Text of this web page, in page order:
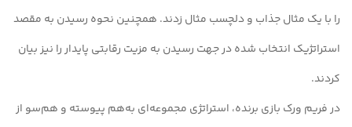
را با یک مثال جذاب و دلچسب مثال زدند. همچنین نحوه رسیدن به مقصد
استراتژیک انتخاب شده در جهت رسیدن به مزیت رقابتی پایدار را نیز بیان
کردند.
در فریم ورک بازی برنده، استراتژی مجموعه‌ای به‌هم پیوسته و هم‌سو از